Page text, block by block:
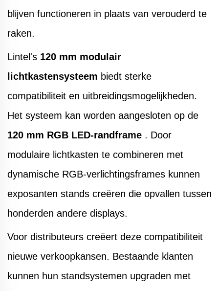
blijven functioneren in plaats van verouderd te
raken.
Lintel's 120 mm modulair
lichtkastensysteem biedt sterke
compatibiliteit en uitbreidingsmogelijkheden.
Het systeem kan worden aangesloten op de
120 mm RGB LED-randframe . Door
modulaire lichtkasten te combineren met
dynamische RGB-verlichtingsframes kunnen
exposanten stands creëren die opvallen tussen
honderden andere displays.
Voor distributeurs creëert deze compatibiliteit
nieuwe verkoopkansen. Bestaande klanten
kunnen hun standsystemen upgraden met